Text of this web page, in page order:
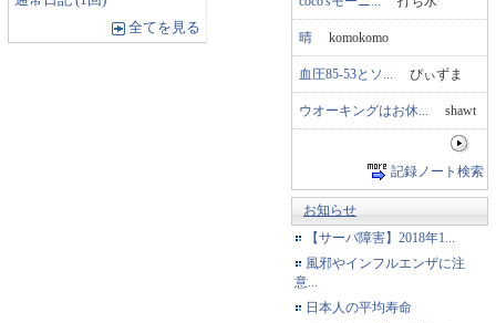
全てを見る
晴 komokomo
血圧85-53とソ... ぴぃずま
ウオーキングはお休... shawt
記録ノート検索
お知らせ
【サーバ障害】2018年1...
風邪やインフルエンザに注
意...
日本人の平均寿命